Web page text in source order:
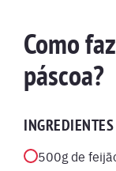
Como
páscoa?
INGREDIENTES
500g de